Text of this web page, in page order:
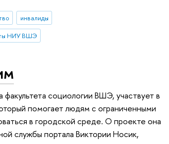
инвалиды
НИУ ВШЭ
социологии ВШЭ, участвует в
помогает людям с ограниченными
в городской среде. О проекте она
службы портала Виктории Носик,